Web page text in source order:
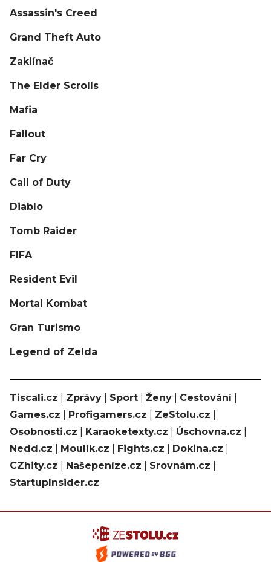
Assassin's Creed
Grand Theft Auto
Zaklínač
The Elder Scrolls
Mafia
Fallout
Far Cry
Call of Duty
Diablo
Tomb Raider
FIFA
Resident Evil
Mortal Kombat
Gran Turismo
Legend of Zelda
Tiscali.cz Zprávy Sport Ženy Cestování|
Games.cz
Profigamers.cz ZeStolu.cz
Osobnosti.cz
Karaoketexty.cz Úschovna.cz
Nedd.cz
Moulík.cz Fights.cz Dokina.cz
CZhity.cz
Našepeníze.cz Srovnám.cz
StartupInsider.cz